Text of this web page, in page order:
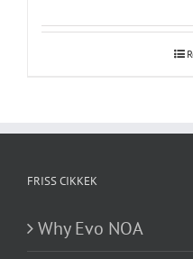
FRISS CIKKEK
Why Evo NOA